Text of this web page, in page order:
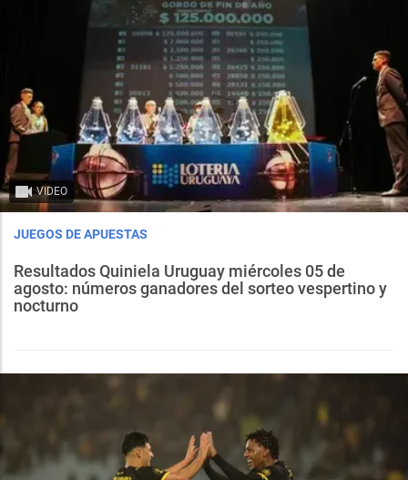
VIDEO
JUEGOS DE APUESTAS
Resultados Quiniela Uruguay miércoles 05 de
agosto: números ganadores del sorteo vespertino y
nocturno